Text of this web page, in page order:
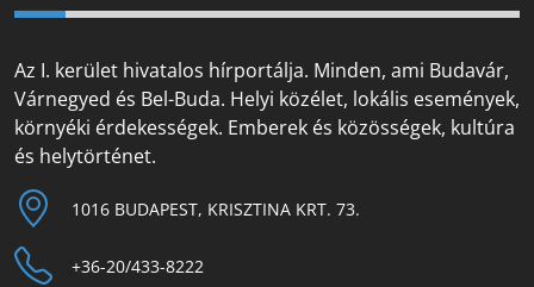
Az I. kerület hivatalos hírportálja. Minden, ami Budavár,
Várnegyed és Bel-Buda. Helyi közélet, lokális események,
környéki érdekességek. Emberek és közösségek, kultúra
és helytörténet.
1016 BUDAPEST, KRISZTINA KRT. 73.
+36-20/433-8222